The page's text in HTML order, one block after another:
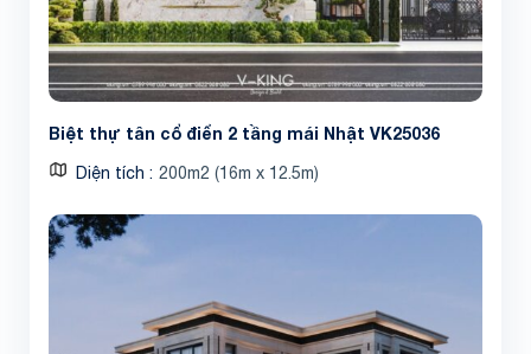
Biệt thự tân cổ điển 2 tầng mái Nhật VK25036
Diện tích 200m2 (16m x 12.5m)